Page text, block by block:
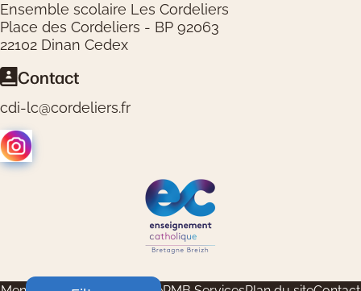
Ensemble scolaire Les Cordeliers
Place des Cordeliers - BP 92063
22102 Dinan Cedex
Contact
cdi-lc@cordeliers.fr
Logos réseaux sociaux